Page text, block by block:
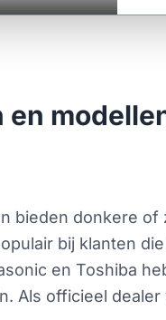
en
bieden donkere
bij klanten
en Toshiba
Als officieel